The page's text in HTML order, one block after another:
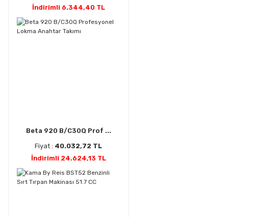
İndirimli 6.344,40 TL
Beta 920 B/C30Q Prof ...
Fiyat : 40.032,72 TL
İndirimli 24.624,13 TL